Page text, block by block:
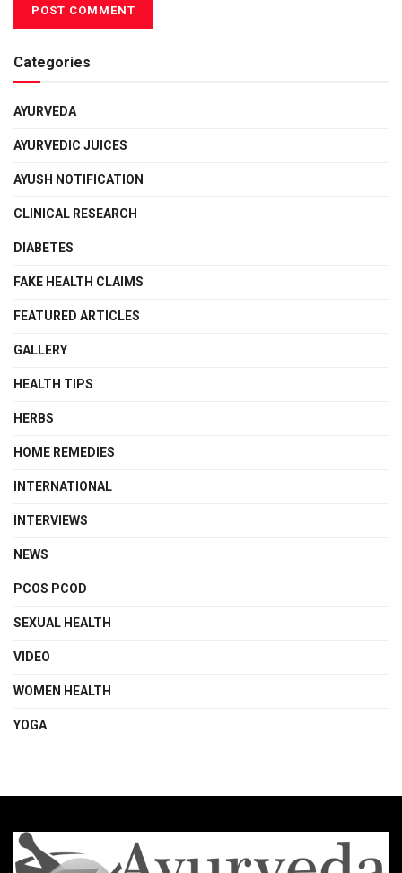
Categories
AYURVEDA
AYURVEDIC JUICES
AYUSH NOTIFICATION
CLINICAL RESEARCH
DIABETES
FAKE HEALTH CLAIMS
FEATURED ARTICLES
GALLERY
HEALTH TIPS
HERBS
HOME REMEDIES
INTERNATIONAL
INTERVIEWS
NEWS
PCOS PCOD
SEXUAL HEALTH
VIDEO
WOMEN HEALTH
YOGA